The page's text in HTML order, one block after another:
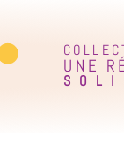
UNE